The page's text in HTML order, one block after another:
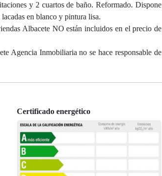
y 2 cuartos de baño. Reformado. Dispone
en blanco y pintura lisa.
Albacete NO están incluidos en el precio de
Agencia Inmobiliaria no se hace responsable de
Certificado energético